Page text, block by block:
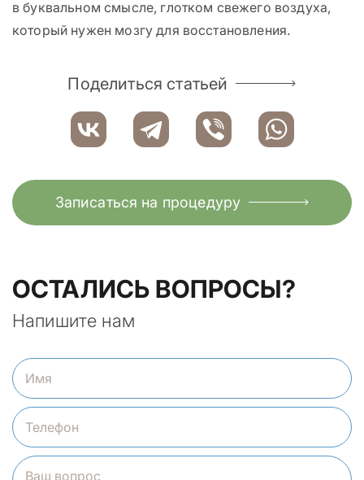
в буквальном смысле, глотком свежего воздуха,
который нужен мозгу для восстановления.
Поделиться статьей
Записаться на процедуру
ОСТАЛИСЬ ВОПРОСЫ?
Напишите нам